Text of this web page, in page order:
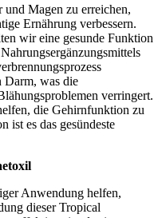
Magen zu erreichen,
Ernährung verbessern.
wir eine gesunde Funktion
Darm, was die
verringert.
die Gehirnfunktion zu
ist es das gesündeste
Anwendung helfen,
dieser Tropical